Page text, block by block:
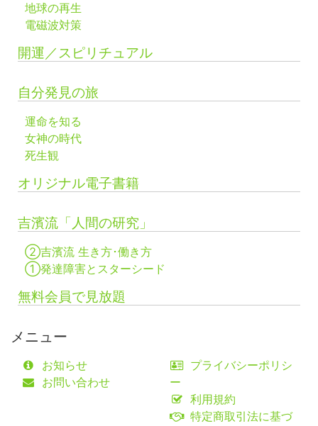
地球の再生
電磁波対策
開運／スピリチュアル
自分発見の旅
運命を知る
女神の時代
死生観
オリジナル電子書籍
吉濱流「人間の研究」
②吉濱流 生き方･働き方
①発達障害とスターシード
無料会員で見放題
メニュー
お知らせ
お問い合わせ
プライバシーポリシ
ー
利用規約
特定商取引法に基づ